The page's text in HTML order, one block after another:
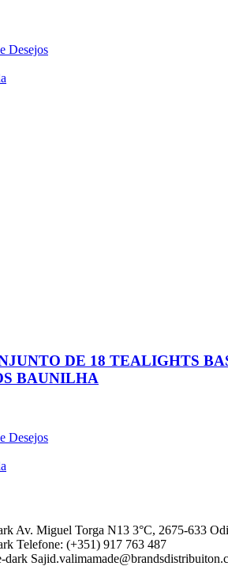
Desejos
DE 18 TEALIGHTS
BAUNILHA
Desejos
Av. Miguel Torga N13 3°C, 2675-633
Telefone: (+351) 917 763 487